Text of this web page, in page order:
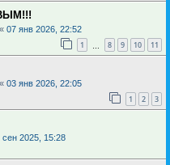
« 07 янв 2026, 22:52
1 8 9 10 11
« 03 янв 2026, 22:05
1 2 3
сен 2025, 15:28